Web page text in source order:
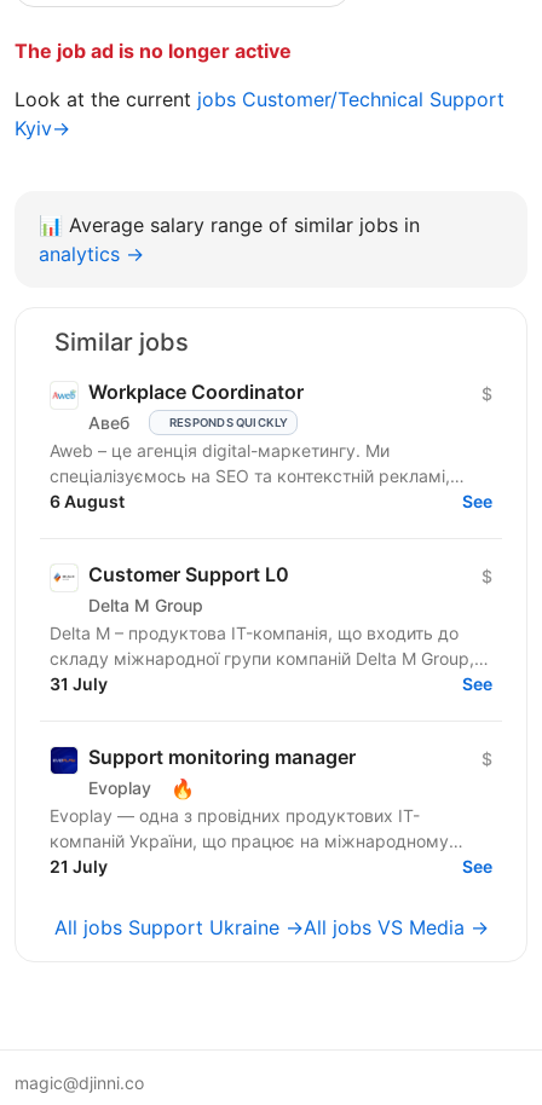
The job ad is no longer active
Look at the current jobs Customer/Technical Support
Kyiv→
📊 Average salary range of similar jobs in
analytics →
Similar jobs
Workplace Coordinator
Авеб RESPONDS QUICKLY
$
Aweb – це агенція digital-маркетингу. Ми
спеціалізуємось на SEO та контекстній рекламі,
працюємо із середнім бізнесом, як в Україні, так і за
6 August See
Customer Support L0
Delta M Group
$
Delta M – продуктова IT-компанія, що входить до
складу міжнародної групи компаній Delta M Group,
яка вже понад 18 років успішно працює на території
31 July See
Support monitoring manager
Evoplay 🔥
$
Evoplay — одна з провідних продуктових IT-
компаній України, що працює на міжнародному
ринку та створює комплексні B2B-рішення для
21 July See
All jobs Support Ukraine →All jobs VS Media →
magic@djinni.co